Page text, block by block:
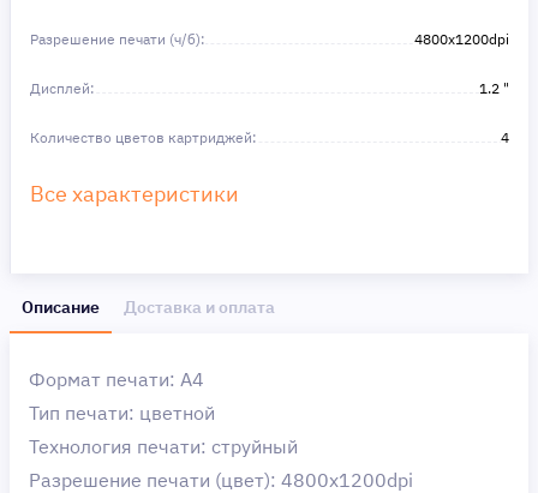
Разрешение печати (ч/б): 4800x1200dpi
Дисплей: 1.2 "
Количество цветов картриджей: 4
Все характеристики
Описание Доставка и оплата
Формат печати: A4
Тип печати: цветной
Технология печати: струйный
Разрешение печати (цвет): 4800x1200dpi